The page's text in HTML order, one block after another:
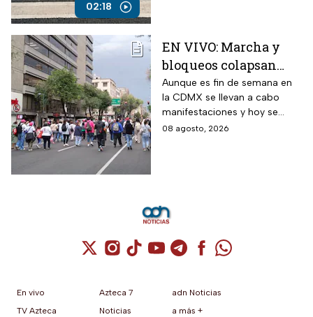
02:18
EN VIVO: Marcha y
bloqueos colapsan
calles de CDMX hoy
sábado
Aunque es fin de semana en
la CDMX se llevan a cabo
manifestaciones y hoy se
tienen previstos bloqueos en
08 agosto, 2026
Cuenta de X / Twitter (se abre en una
Cuenta de Instagram (se abre en una
Cuenta de TikTok (se abre en
Cuenta de YouTube (se abre
Cuenta de Telegram (se
Cuenta de
Cuenta de
En vivo
TV Azteca
Azteca 7
Noticias
adn Noticias
a más +